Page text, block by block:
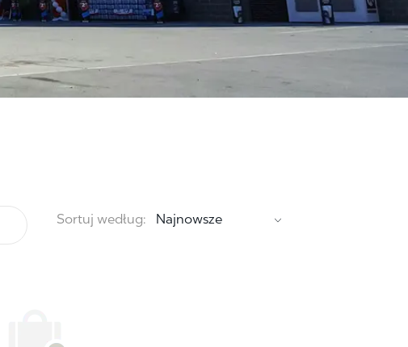
Sortuj według: